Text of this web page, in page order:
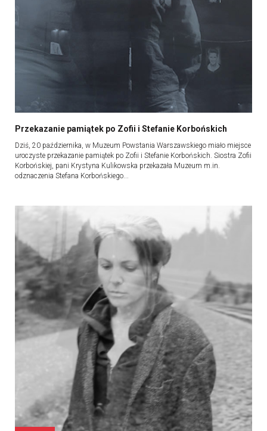
Przekazanie pamiątek po Zofii i Stefanie Korbońskich
Dziś, 20 października, w Muzeum Powstania Warszawskiego miało miejsce
uroczyste przekazanie pamiątek po Zofii i Stefanie Korbońskich. Siostra Zofii
Korbońskiej, pani Krystyna Kulikowska przekazała Muzeum m.in.
odznaczenia Stefana Korbońskiego...